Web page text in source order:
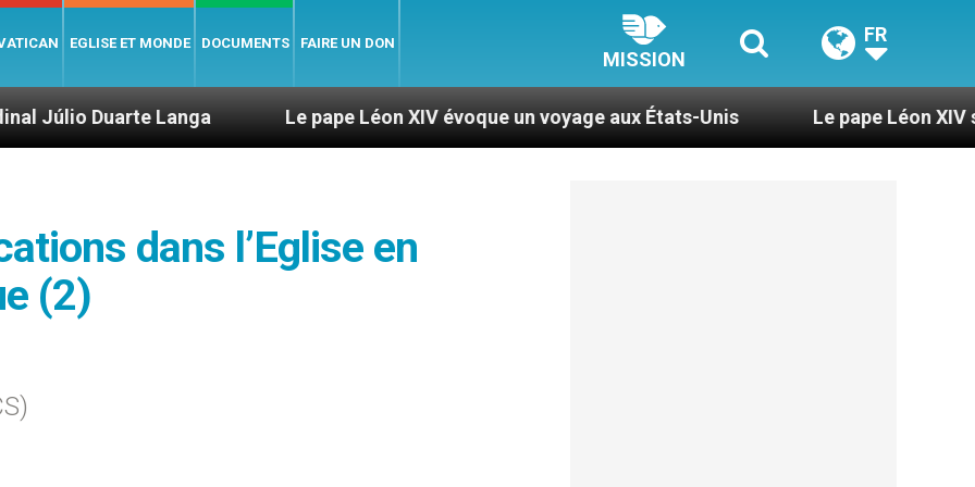
EGLISE ET MONDE DOCUMENTS FAIRE UN DON
MISSION
FR
Langa Le pape Léon XIV évoque un voyage aux États-Unis Le pape Léon XIV se rendra en
dans l’Eglise en
(2)